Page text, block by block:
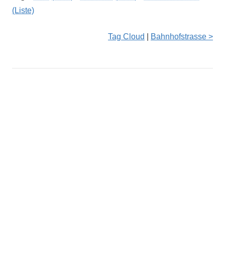
(Liste)
Tag Cloud Bahnhofstrasse >